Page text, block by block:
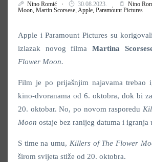
Nino Romić 30.08.2023. Nino
Moon, Martin Scorsese,Apple, Paramount Pictures
Apple i Paramount Pictures su
izlazak novog filmaMartina
Flower Moon.
Film je po prijašnjim najavama trebao
kino-dvoranama od 6. oktobra, dok bi
20. oktobar. No, po novom rasporedu
Moon ostaje bez ranijeg datuma i igranja
S time na umu, Killers of The Flower
širom svijeta stiže od 20. oktobra.